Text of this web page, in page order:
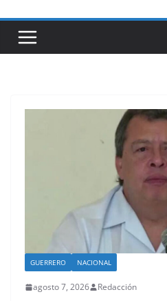
GUERRERO NACIONAL
agosto 7, 2026 Redacción